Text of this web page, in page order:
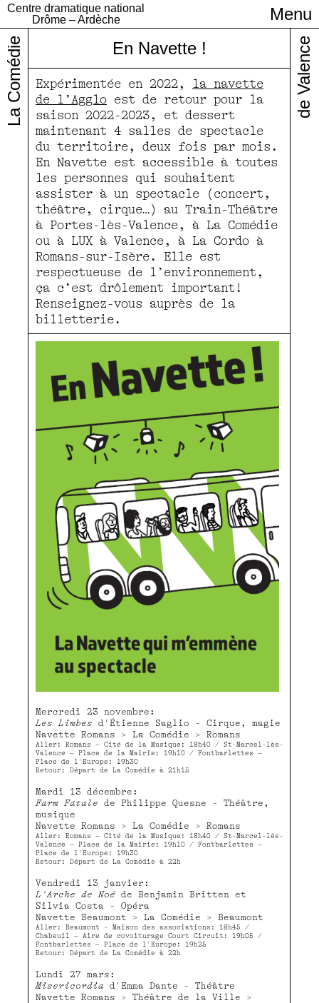
Centre dramatique national
Drôme – Ardèche
Menu
Infos pratiques
En Navette !
Expérimentée en 2022, la navette
de l’Agglo est de retour pour la
saison 2022-2023, et dessert
maintenant 4 salles de spectacle
du territoire, deux fois par mois.
En Navette est accessible à toutes
les personnes qui souhaitent
assister à un spectacle (concert,
théâtre, cirque…) au Train-Théâtre
à Portes-lès-Valence, à La Comédie
ou à LUX à Valence, à La Cordo à
Romans-sur-Isère. Elle est
respectueuse de l’environnement,
ça c’est drôlement important!
Renseignez-vous auprès de la
billetterie.
Mercredi 23 novembre:
Les Limbes d'Étienne Saglio - Cirque, magie
Navette Romans > La Comédie > Romans
Aller: Romans – Cité de la Musique: 18h40 / St-Marcel-lès-
Valence – Place de la Mairie: 19h10 / Fontbarlettes –
Place de l'Europe: 19h30
Retour: Départ de La Comédie à 21h15
Mardi 13 décembre:
Farm Fatale de Philippe Quesne - Théâtre,
musique
Navette Romans > La Comédie > Romans
Aller: Romans – Cité de la Musique: 18h40 / St-Marcel-lès-
Valence – Place de la Mairie: 19h10 / Fontbarlettes –
Place de l'Europe: 19h30
Retour: Départ de La Comédie à 22h
Vendredi 13 janvier:
L'Arche de Noé de Benjamin Britten et
Silvia Costa - Opéra
Navette Beaumont > La Comédie > Beaumont
Aller: Beaumont - Maison des associations: 18h45 /
Chabeuil – Aire de covoiturage Court Circuit: 19h05 /
Fontbarlettes – Place de l'Europe: 19h25
Retour: Départ de La Comédie à 22h
Lundi 27 mars:
Misericordia d'Emma Dante - Théâtre
Navette Romans > Théâtre de la Ville >
La Comédie de Valence